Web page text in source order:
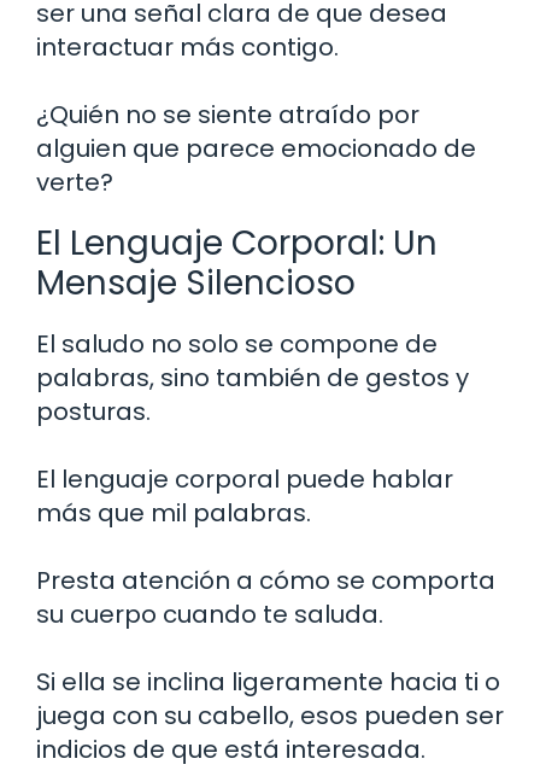
ser una señal clara de que desea
interactuar más contigo.
¿Quién no se siente atraído por
alguien que parece emocionado de
verte?
El Lenguaje Corporal: Un
Mensaje Silencioso
El saludo no solo se compone de
palabras, sino también de gestos y
posturas.
El lenguaje corporal puede hablar
más que mil palabras.
Presta atención a cómo se comporta
su cuerpo cuando te saluda.
Si ella se inclina ligeramente hacia ti o
juega con su cabello, esos pueden ser
indicios de que está interesada.